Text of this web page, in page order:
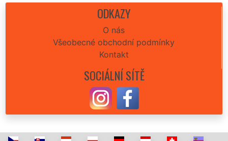
mého bytu v Pacově. Velmi ochotné slečny, výborná komunikace,
odvedená práce i cena. Určitě každému doporučuji.
Super přístup, ochota, vstřícnost, skvěle odvedená práce úklidu
bytu v Pacově. Děkuji mockrát. Doporučuji.👍😀
Včera, po vystěhování našich dvou bytů v Pacově nám tato
společnost EXTRA SLUŽBY poskytla svoje úklidové služby při úklidu
obou bytů. Naprostá spokojenost, moc moc děkujeme. Jste výborně
sehraní se svými kolegy stěhováky. Stoprocentně doporučuji za
Úklid bytu v Pacově provedli na výbornou, určitě doporučuji
ODKAZY
O nás
Všeobecné obchodní podmínky
Kontakt
SOCIÁLNÍ SÍTĚ